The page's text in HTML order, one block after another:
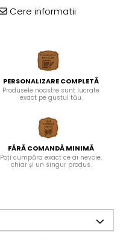
Cere informatii
PERSONALIZARE COMPLETĂ
Produsele noastre sunt lucrate
exact pe gustul tău.
FĂRĂ COMANDĂ MINIMĂ
Poți cumpăra exact ce ai nevoie,
chiar și un singur produs.